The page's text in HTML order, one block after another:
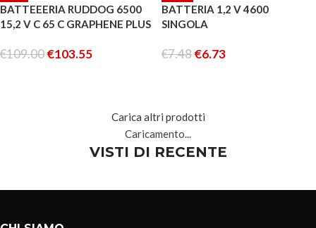
-5%
ESAURITO
BATTEEERIA RUDDOG 6500
15,2 V C 65 C GRAPHENE PLUS
€109.00€103.55
-10%
BATTERIA 1,2 V 4600
SINGOLA
€7.48€6.73
Carica altri prodotti
Caricamento...
VISTI DI RECENTE